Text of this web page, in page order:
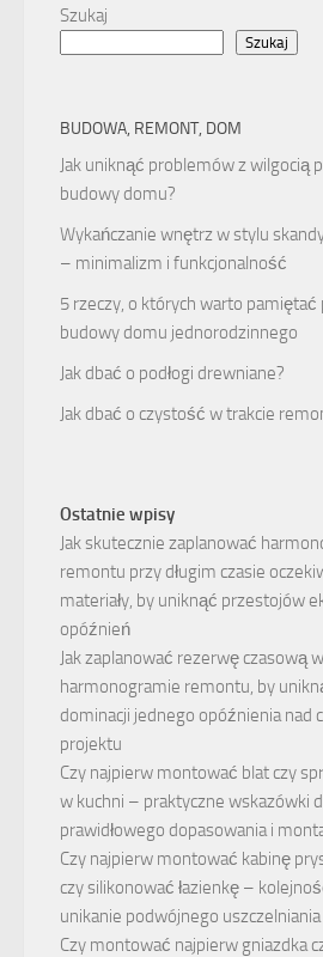
Szukaj
Szukaj
BUDOWA, REMONT, DOM
Jak uniknąć problemów z wilgocią
budowy domu?
Wykańczanie wnętrz w stylu
– minimalizm i funkcjonalność
5 rzeczy, o których warto pamiętać
budowy domu jednorodzinnego
Jak dbać o podłogi drewniane?
Jak dbać o czystość w trakcie
Ostatnie wpisy
Jak skutecznie zaplanować
remontu przy długim czasie
materiały, by uniknąć przestojów
opóźnień
Jak zaplanować rezerwę czasową w
harmonogramie remontu, by
dominacji jednego opóźnienia nad
projektu
Czy najpierw montować blat czy
w kuchni – praktyczne wskazówki
prawidłowego dopasowania i
Czy najpierw montować kabinę
czy silikonować łazienkę –
unikanie podwójnego uszczelniania
Czy montować najpierw gniazdka